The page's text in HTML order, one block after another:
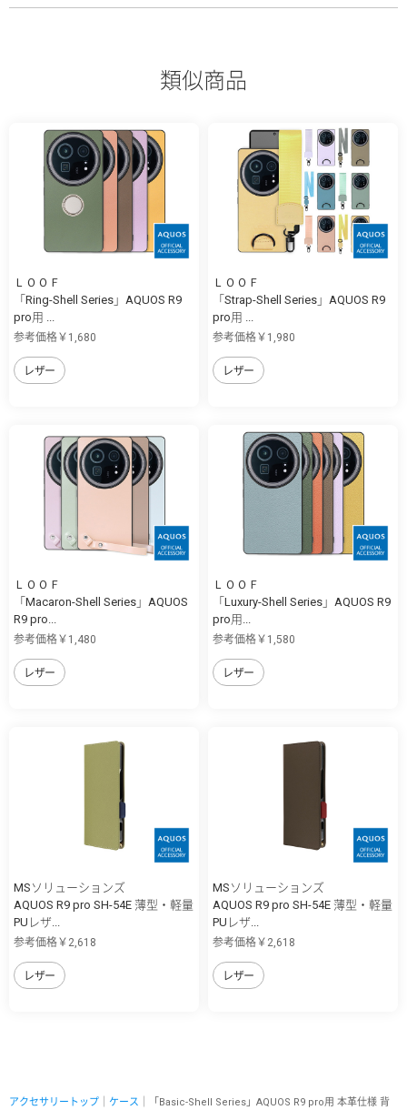
類似商品
ＬＯＯＦ
「Ring-Shell Series」AQUOS R9
pro用 ...
参考価格￥1,680
レザー
ＬＯＯＦ
「Strap-Shell Series」AQUOS R9
pro用 ...
参考価格￥1,980
レザー
ＬＯＯＦ
「Macaron-Shell Series」AQUOS
R9 pro...
参考価格￥1,480
レザー
ＬＯＯＦ
「Luxury-Shell Series」AQUOS R9
pro用...
参考価格￥1,580
レザー
MSソリューションズ
AQUOS R9 pro SH-54E 薄型・軽量
PUレザ...
参考価格￥2,618
レザー
MSソリューションズ
AQUOS R9 pro SH-54E 薄型・軽量
PUレザ...
参考価格￥2,618
レザー
アクセサリートップ ケース ｜「Basic-Shell Series」AQUOS R9 pro用 本革仕様 背